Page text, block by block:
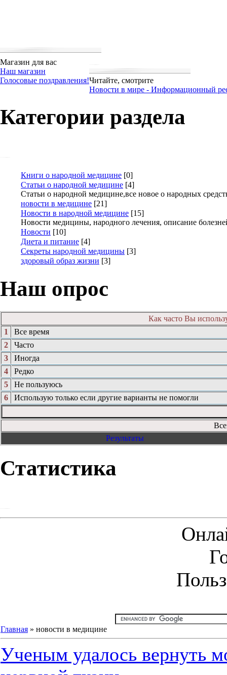
Магазин для вас
Наш магазин
Голосовые поздравления!Читайте, смотрите
Новости в мире - Информационный
Категории раздела
Книги о народной медицине [0]
Статьи о народной медицине [4]
Статьи о народной медицине,все новое о народных
новости в медицине [21]
Новости в народной медицине [15]
Новости медицины, народного лечения, описание
Новости [10]
Диета и питание [4]
Секреты народной медицины [3]
здоровый образ жизни [3]
Наш опрос
Как часто Вы
1
Все время
2
Часто
3
Иногда
4
Редко
5
Не пользуюсь
6
Использую только если другие варианты не помогли
Результаты
Статистика
Главная » новости в медицине
Ученым удалось вернуть